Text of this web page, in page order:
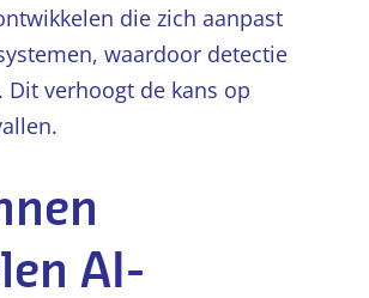
die zich aanpast
waardoor detectie
verhoogt de kans op
AI-